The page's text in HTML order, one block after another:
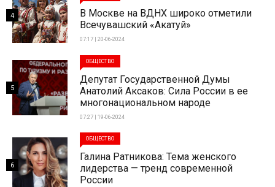
В Москве на ВДНХ широко отметили
Всечувашский «Акатуй»
07:17 | 20-06-2024
4
ОБЩЕСТВО
Депутат Государственной Думы
Анатолий Аксаков: Сила России в ее
многонациональном народе
07:27 | 19-06-2024
5
ОБЩЕСТВО
Галина Ратникова: Тема женского
лидерства — тренд современной
России
6